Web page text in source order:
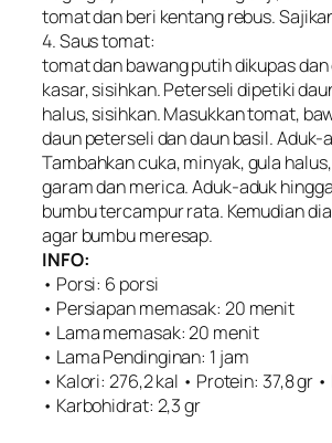
tomat dan beri kentang rebus.
4. Saus tomat:
tomat dan bawang putih dikupas
kasar, sisihkan. Peterseli dipetiki
halus, sisihkan. Masukkan tomat,
daun peterseli dan daun basil. Aduk-
Tambahkan cuka, minyak, gula
garam dan merica. Aduk-aduk
bumbu tercampur rata. Kemudian
agar bumbu meresap.
INFO:
• Porsi: 6 porsi
• Persiapan memasak: 20 menit
• Lama memasak: 20 menit
• Lama Pendinginan: 1 jam
• Kalori: 276,2 kal • Protein: 37,8 gr
• Karbohidrat: 2,3 gr